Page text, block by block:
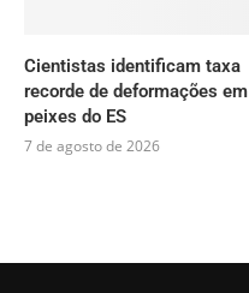
Cientistas identificam taxa
recorde de deformações em
peixes do ES
7 de agosto de 2026